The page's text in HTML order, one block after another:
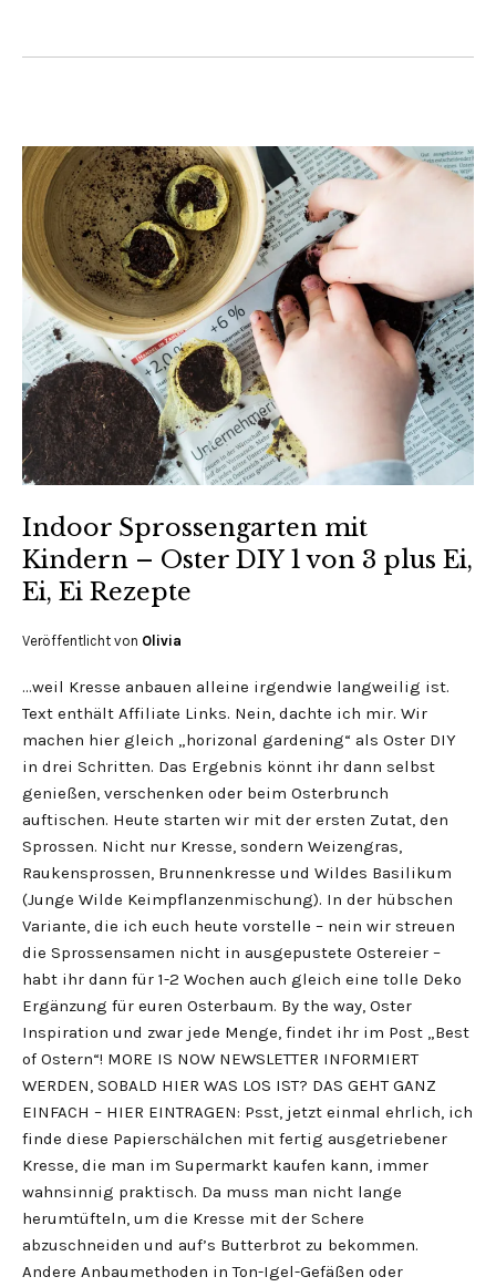
Indoor Sprossengarten mit
Kindern – Oster DIY 1 von 3 plus Ei,
Ei, Ei Rezepte
Veröffentlicht von Olivia
…weil Kresse anbauen alleine irgendwie langweilig ist.
Text enthält Affiliate Links. Nein, dachte ich mir. Wir
machen hier gleich „horizonal gardening“ als Oster DIY
in drei Schritten. Das Ergebnis könnt ihr dann selbst
genießen, verschenken oder beim Osterbrunch
auftischen. Heute starten wir mit der ersten Zutat, den
Sprossen. Nicht nur Kresse, sondern Weizengras,
Raukensprossen, Brunnenkresse und Wildes Basilikum
(Junge Wilde Keimpflanzenmischung). In der hübschen
Variante, die ich euch heute vorstelle – nein wir streuen
die Sprossensamen nicht in ausgepustete Ostereier –
habt ihr dann für 1-2 Wochen auch gleich eine tolle Deko
Ergänzung für euren Osterbaum. By the way, Oster
Inspiration und zwar jede Menge, findet ihr im Post „Best
of Ostern“! MORE IS NOW NEWSLETTER INFORMIERT
WERDEN, SOBALD HIER WAS LOS IST? DAS GEHT GANZ
EINFACH – HIER EINTRAGEN: Psst, jetzt einmal ehrlich, ich
finde diese Papierschälchen mit fertig ausgetriebener
Kresse, die man im Supermarkt kaufen kann, immer
wahnsinnig praktisch. Da muss man nicht lange
herumtüfteln, um die Kresse mit der Schere
abzuschneiden und auf’s Butterbrot zu bekommen.
Andere Anbaumethoden in Ton-Igel-Gefäßen oder